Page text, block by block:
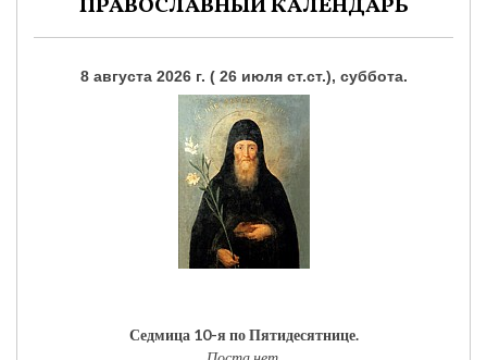
ПРАВОСЛАВНЫЙ КАЛЕНДАРЬ
8 августа 2026 г. ( 26 июля ст.ст.), суббота.
Седмица 10-я по Пятидесятнице.